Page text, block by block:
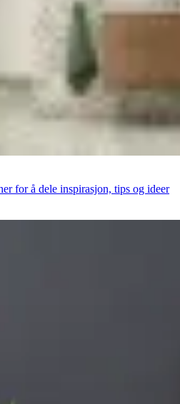
for å dele inspirasjon, tips og ideer